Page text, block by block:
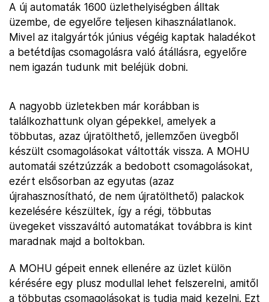
A új automaták 1600 üzlethelyiségben álltak
üzembe, de egyelőre teljesen kihasználatlanok.
Mivel az italgyártók június végéig kaptak haladékot
a betétdíjas csomagolásra való átállásra, egyelőre
nem igazán tudunk mit beléjük dobni.
A nagyobb üzletekben már korábban is
találkozhattunk olyan gépekkel, amelyek a
többutas, azaz újratölthető, jellemzően üvegből
készült csomagolásokat váltották vissza. A MOHU
automatái szétzúzzák a bedobott csomagolásokat,
ezért elsősorban az egyutas (azaz
újrahasznosítható, de nem újratölthető) palackok
kezelésére készültek, így a régi, többutas
üvegeket visszaváltó automatákat továbbra is kint
maradnak majd a boltokban.
A MOHU gépeit ennek ellenére az üzlet külön
kérésére egy plusz modullal lehet felszerelni, amitől
a többutas csomagolásokat is tudja majd kezelni. Ezt